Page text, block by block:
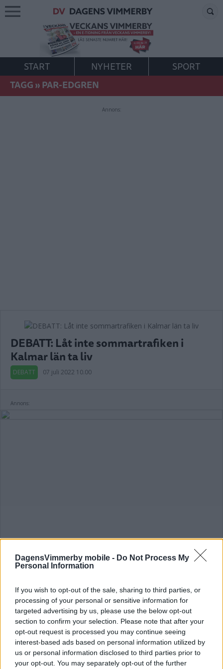
DagensVimmerby mobile - Do Not Process My
Personal Information
If you wish to opt-out of the sale, sharing to third parties, or
processing of your personal or sensitive information for
targeted advertising by us, please use the below opt-out
section to confirm your selection. Please note that after your
opt-out request is processed you may continue seeing
interest-based ads based on personal information utilized by
us or personal information disclosed to third parties prior to
your opt-out. You may separately opt-out of the further
START NYHETER
SPORT
TAGG»PAR-EDGREN
Annons:
DEBATT: Låt inte sommartrafiken i
Kalmar län ta liv
DEBATT 07 juli 2022 10.00
Annons:
MOTIONEN VAR FALSK – M REAGERAR
KRAFTIGT: "MYCKET ALLVARLIGT"